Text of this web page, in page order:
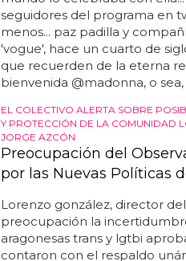
seguidores del programa en
menos... paz padilla y
'vogue', hace un cuarto de
que recuerden de la eterna
bienvenida @madonna, o sea,
EL COLECTIVO ALERTA SOBRE
Y PROTECCIÓN DE LA COMUNIDAD
JORGE AZCÓN
Preocupación del
por las Nuevas Políticas
Lorenzo gonzález, director
preocupación la
aragonesas trans y lgtbi
contaron con el respaldo